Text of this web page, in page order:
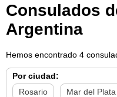
Consulados
Argentina
Hemos encontrado 4
Por ciudad:
Rosario
Mar del Plata